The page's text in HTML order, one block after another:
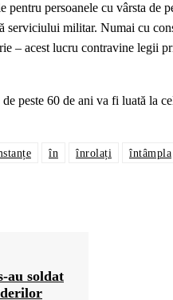
persoanele cu vârsta de
serviciului militar. Numai cu
– acest lucru contravine legii
peste 60 de ani va fi luată
în înrolați întâmpla
au soldat